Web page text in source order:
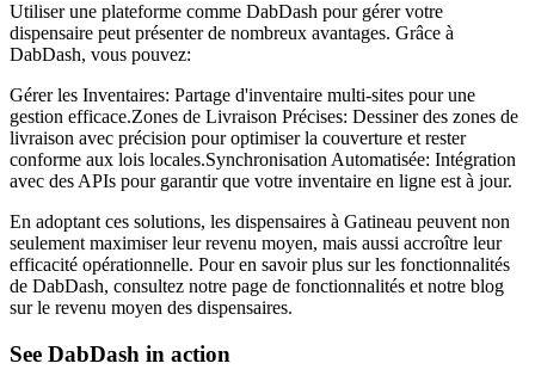
Utiliser une plateforme comme DabDash pour gérer votre
dispensaire peut présenter de nombreux avantages. Grâce à
DabDash, vous pouvez:
Gérer les Inventaires: Partage d'inventaire multi-sites pour une
gestion efficace.Zones de Livraison Précises: Dessiner des zones de
livraison avec précision pour optimiser la couverture et rester
conforme aux lois locales.Synchronisation Automatisée: Intégration
avec des APIs pour garantir que votre inventaire en ligne est à jour.
En adoptant ces solutions, les dispensaires à Gatineau peuvent non
seulement maximiser leur revenu moyen, mais aussi accroître leur
efficacité opérationnelle. Pour en savoir plus sur les fonctionnalités
de DabDash, consultez notre page de fonctionnalités et notre blog
sur le revenu moyen des dispensaires.
See DabDash in action